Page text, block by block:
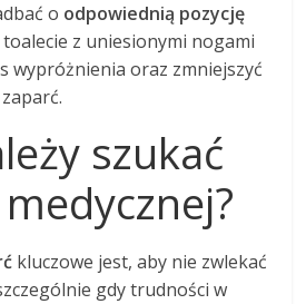
o odpowiednią pozycję
z uniesionymi nogami
wypróżnienia oraz zmniejszyć
szukać
kluczowe jest, aby nie zwlekać
gdy trudności w